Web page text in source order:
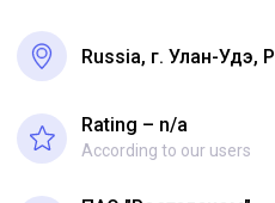
Russia, г. Улан-Удэ,
Rating – n/a
According to our users